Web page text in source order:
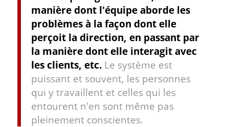
manière dont l'équipe aborde les
problèmes à la façon dont elle
perçoit la direction, en passant par
la manière dont elle interagit avec
les clients, etc.Le système est
puissant et souvent, les personnes
qui y travaillent et celles qui les
entourent n'en sont même pas
pleinement conscientes.